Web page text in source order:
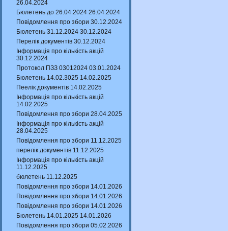
26.04.2024
Бюлетень до 26.04.2024 26.04.2024
Повідомлення про збори 30.12.2024
Бюлетень 31.12.2024 30.12.2024
Перелік документів 30.12.2024
Інформація про кількість акцій
30.12.2024
Протокол ПЗЗ 03012024 03.01.2024
Бюлетень 14.02.3025 14.02.2025
Пеелік документів 14.02.2025
Інформація про кількість акцій
14.02.2025
Повідомлення про збори 28.04.2025
Інформація про кількість акцій
28.04.2025
Повідомлення про збори 11.12.2025
перелік документів 11.12.2025
Інформація про кількість акцій
11.12.2025
бюлетень 11.12.2025
Повідомлення про збори 14.01.2026
Повідомлення про збори 14.01.2026
Повідомлення про збори 14.01.2026
Бюлетень 14.01.2025 14.01.2026
Повідомлення про збори 05.02.2026